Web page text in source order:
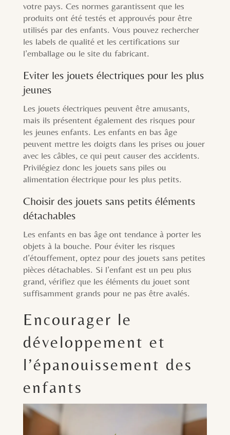
votre pays. Ces normes garantissent que les
produits ont été testés et approuvés pour être
utilisés par des enfants. Vous pouvez rechercher
les labels de qualité et les certifications sur
l’emballage ou le site du fabricant.
Eviter les jouets électriques pour les plus
jeunes
Les jouets électriques peuvent être amusants,
mais ils présentent également des risques pour
les jeunes enfants. Les enfants en bas âge
peuvent mettre les doigts dans les prises ou jouer
avec les câbles, ce qui peut causer des accidents.
Privilégiez donc les jouets sans piles ou
alimentation électrique pour les plus petits.
Choisir des jouets sans petits éléments
détachables
Les enfants en bas âge ont tendance à porter les
objets à la bouche. Pour éviter les risques
d’étouffement, optez pour des jouets sans petites
pièces détachables. Si l’enfant est un peu plus
grand, vérifiez que les éléments du jouet sont
suffisamment grands pour ne pas être avalés.
Encourager le
développement et
l’épanouissement des
enfants